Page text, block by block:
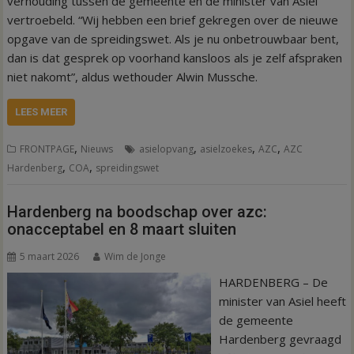
vertroebeld. “Wij hebben een brief gekregen over de nieuwe
opgave van de spreidingswet. Als je nu onbetrouwbaar bent,
dan is dat gesprek op voorhand kansloos als je zelf afspraken
niet nakomt”, aldus wethouder Alwin Mussche.
LEES MEER
FRONTPAGE, Nieuws asielopvang, asielzoekes,AZC,AZC
Hardenberg, COA, spreidingswet
Hardenberg na boodschap over azc:
onacceptabel en 8 maart sluiten
5 maart 2026 Wim de Jonge
HARDENBERG – De
minister van Asiel heeft
de gemeente
Hardenberg gevraagd